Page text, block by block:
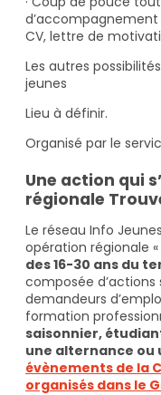
CV, lettre de
Les autres
jeunes
Lieu à définir.
Organisé par le
Une action qui
régionale
Le réseau Info
opération régionale
des 16-30 ans du
composée d’actions
demandeurs
formation
saisonnier,
une alternance ou
évènements de la
organisés dans le